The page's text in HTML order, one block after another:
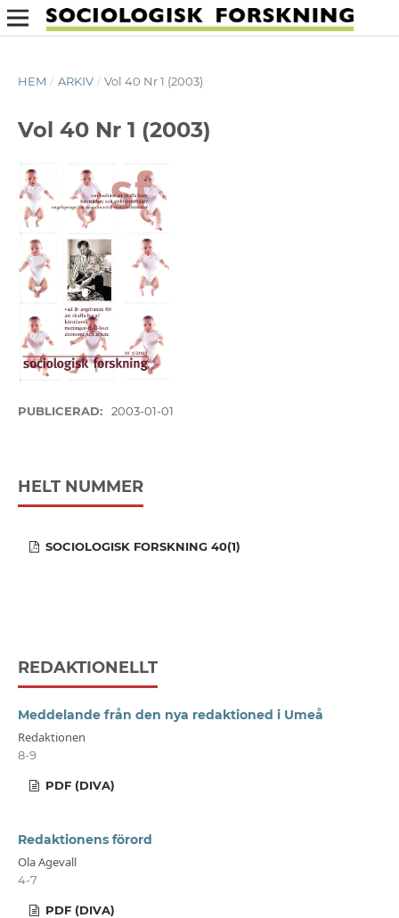
HEM / ARKIV / Vol 40 Nr 1 (2003)
Vol 40 Nr 1 (2003)
PUBLICERAD: 2003-01-01
HELT NUMMER
SOCIOLOGISK FORSKNING 40(1)
REDAKTIONELLT
Meddelande från den nya redaktioned i Umeå
Redaktionen
8-9
PDF (DIVA)
Redaktionens förord
Ola Agevall
4-7
PDF (DIVA)